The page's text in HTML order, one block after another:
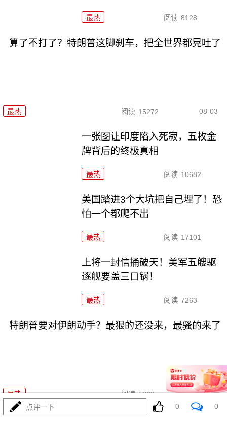
最热 阅读 8128
算了不打了？特朗普这脚刹车，把全世界都晃吐了
最热 阅读 15272 08-03
一张图让印度陷入死寂，五枚金
牌背后的终极真相
最热 阅读 10682
美国踏进3个大坑把自己埋了！恐
怕一个都爬不出
最热 阅读 17101
上将一封信捅破天！美军五艘驱
逐舰要盖三口锅！
最热 阅读 7263
特朗普要对伊朗动手？最狠的还没来，最骚的来了
最热 阅读 5863 08-03
点评一下 0 0